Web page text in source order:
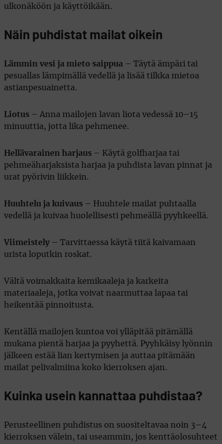
ulkonäköön ja käyttöikään.
Näin puhdistat mailat oikein
Lämmin vesi ja mieto saippua – Täytä ämpäri tai
pesuallas lämpimällä vedellä ja lisää tilkka mietoa
astianpesuainetta.
Liotus – Anna mailojen lavan liota vedessä 10–15
minuuttia, jotta lika pehmenee.
Hellävarainen harjaus – Käytä golfharjaa tai
pehmeäharjaksista harjaa ja puhdista lavan pinnat ja
urat pyörivin liikkein.
Huuhtelu ja kuivaus – Huuhtele mailat puhtaalla
vedellä ja kuivaa huolellisesti pehmeällä pyyhkeellä.
Viimeistely – Tarvittaessa käytä tiitä kaivamaan
urista loputkin roskat.
Vältä voimakkaita kemikaaleja ja karkeita
materiaaleja, jotka voivat naarmuttaa lapaa tai
heikentää pinnoitusta.
Kentällä mailojen kuntoa voi ylläpitää pitämällä
mukana pientä harjaa ja pyyhettä. Pyyhkäisy lyönnin
jälkeen estää lian kertymisen ja auttaa pitämään
mailat pelivalmiina koko kierroksen ajan.
Kuinka usein kannattaa puhdistaa?
Perusteellinen puhdistus on suositeltavaa noin 3–4
kierroksen välein, tai useammin, jos kenttäolosuhteet